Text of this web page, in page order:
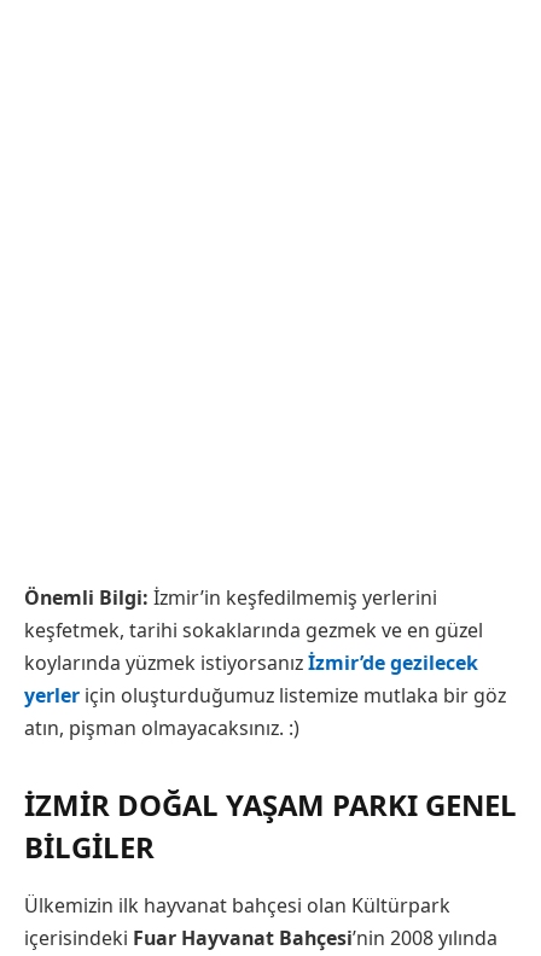
Önemli Bilgi: İzmir’in keşfedilmemiş yerlerini
keşfetmek, tarihi sokaklarında gezmek ve en güzel
koylarında yüzmek istiyorsanızİzmir’de gezilecek
yerler için oluşturduğumuz listemize mutlaka bir göz
atın, pişman olmayacaksınız. :)
İZMIR DOĞAL YAŞAM PARKI GENEL
BILGILER
Ülkemizin ilk hayvanat bahçesi olan Kültürpark
içerisindeki Fuar Hayvanat Bahçesi’nin 2008 yılında